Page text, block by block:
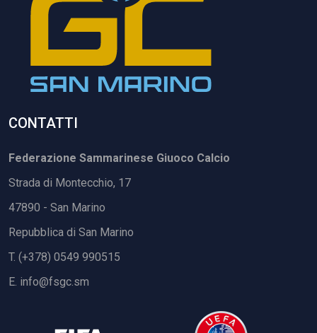
CONTATTI
Federazione Sammarinese Giuoco Calcio
Strada di Montecchio, 17
47890 - San Marino
Repubblica di San Marino
T. (+378) 0549 990515
E. info@fsgc.sm